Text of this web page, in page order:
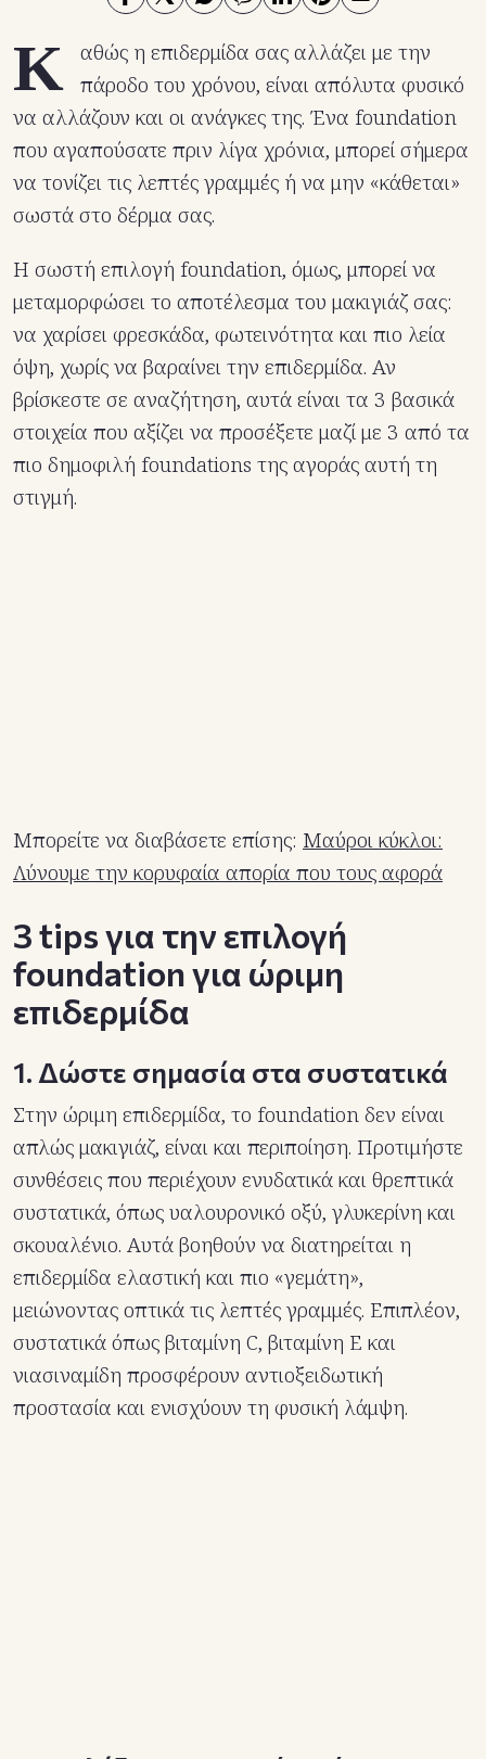
Κ αθώς η επιδερμίδα σας αλλάζει με την
πάροδο του χρόνου, είναι απόλυτα φυσικό
να αλλάζουν και οι ανάγκες της. Ένα foundation
που αγαπούσατε πριν λίγα χρόνια, μπορεί σήμερα
να τονίζει τις λεπτές γραμμές ή να μην «κάθεται»
σωστά στο δέρμα σας.
Η σωστή επιλογή foundation, όμως, μπορεί να
μεταμορφώσει το αποτέλεσμα του μακιγιάζ σας:
να χαρίσει φρεσκάδα, φωτεινότητα και πιο λεία
όψη, χωρίς να βαραίνει την επιδερμίδα. Αν
βρίσκεστε σε αναζήτηση, αυτά είναι τα 3 βασικά
στοιχεία που αξίζει να προσέξετε μαζί με 3 από τα
πιο δημοφιλή foundations της αγοράς αυτή τη
στιγμή.
Μπορείτε να διαβάσετε επίσης: Μαύροι κύκλοι:
Λύνουμε την κορυφαία απορία που τους αφορά
3 tips για την επιλογή
foundation για ώριμη
επιδερμίδα
1. Δώστε σημασία στα συστατικά
Στην ώριμη επιδερμίδα, το foundation δεν είναι
απλώς μακιγιάζ, είναι και περιποίηση. Προτιμήστε
συνθέσεις που περιέχουν ενυδατικά και θρεπτικά
συστατικά, όπως υαλουρονικό οξύ, γλυκερίνη και
σκουαλένιο. Αυτά βοηθούν να διατηρείται η
επιδερμίδα ελαστική και πιο «γεμάτη»,
μειώνοντας οπτικά τις λεπτές γραμμές. Επιπλέον,
συστατικά όπως βιταμίνη C, βιταμίνη E και
νιασιναμίδη προσφέρουν αντιοξειδωτική
προστασία και ενισχύουν τη φυσική λάμψη.